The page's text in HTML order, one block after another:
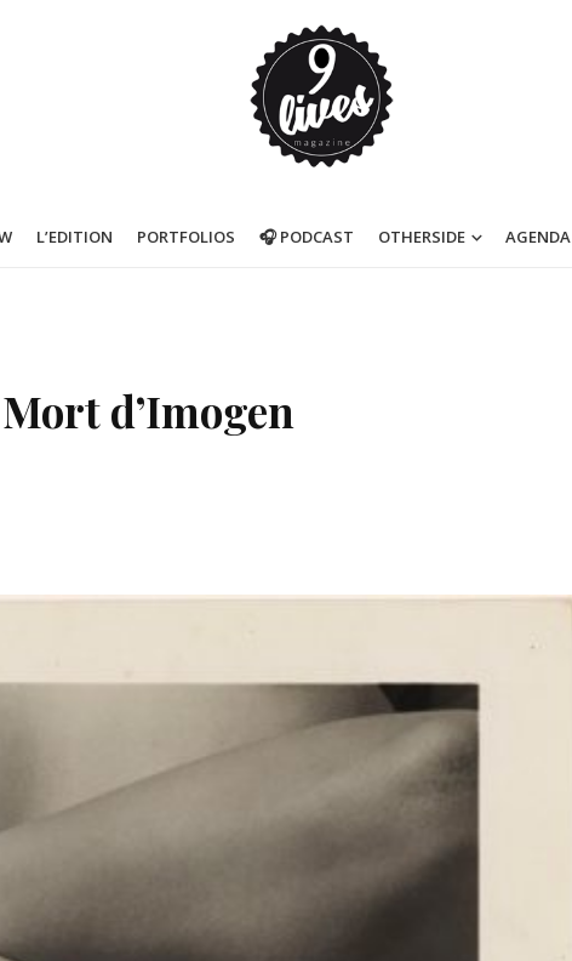
L’EDITION PORTFOLIOS 🎧 PODCAST OTHERSIDE AGENDA
d’Imogen